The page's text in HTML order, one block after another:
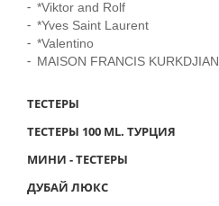
*Viktor and Rolf
*Yves Saint Laurent
*Valentino
MAISON FRANCIS KURKDJIAN
ТЕСТЕРЫ
ТЕСТЕРЫ 100 ML. ТУРЦИЯ
МИНИ - ТЕСТЕРЫ
ДУБАЙ ЛЮКС